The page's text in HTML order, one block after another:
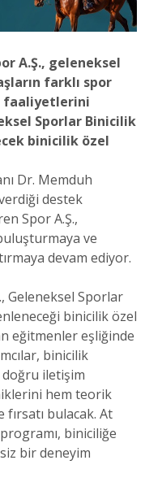
A.Ş., geleneksel
farklı spor
faaliyetlerini
Sporlar Binicilik
binicilik özel
Dr. Memduh
destek
Spor A.Ş.,
ve
devam ediyor.
Geleneksel Sporlar
binicilik özel
eğitmenler eşliğinde
binicilik
iletişim
hem teorik
bulacak. At
biniciliğe
bir deneyim